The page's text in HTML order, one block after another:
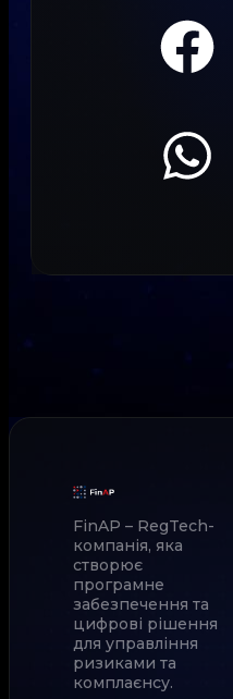
FinAP – RegTech-
компанія, яка
створює
програмне
забезпечення та
цифрові рішення
для управління
ризиками та
комплаєнсу.